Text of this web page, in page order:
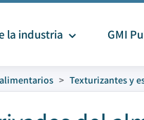
la industria GMI
Texturizantes y